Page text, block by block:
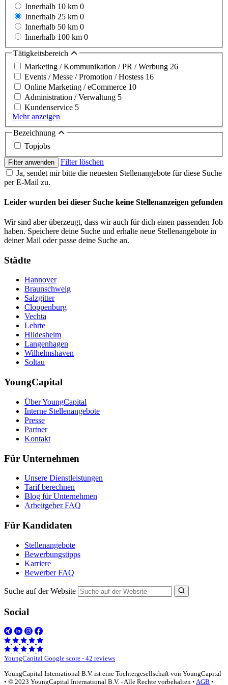
Innerhalb 10 km 0
Innerhalb 25 km 0
Innerhalb 50 km 0
Innerhalb 100 km 0
Tätigkeitsbereich
Marketing / Kommunikation / PR / Werbung 26
Events / Messe / Promotion / Hostess 16
Online Marketing / eCommerce 10
Administration / Verwaltung 5
Kundenservice 5
Mehr anzeigen
Bezeichnung
Topjobs
Filter anwenden
Filter löschen
Ja, sendet mir bitte die neuesten Stellenangebote für diese Suche
per E-Mail zu.
Leider wurden bei dieser Suche keine Stellenanzeigen gefunden
Wir sind aber überzeugt, dass wir auch für dich einen passenden Job
haben. Speichere deine Suche und erhalte neue Stellenangebote in
deiner Mail oder passe deine Suche an.
Städte
Hannover
Braunschweig
Salzgitter
Cloppenburg
Vechta
Lehrte
Hildesheim
Langenhagen
Wilhelmshaven
Soltau
YoungCapital
Über YoungCapital
Interne Stellenangebote
Presse
Partner
Kontakt
Für Unternehmen
Unsere Dienstleistungen
Tarif berechnen
Blog für Unternehmen
Arbeitgeber FAQ
Für Kandidaten
Stellenangebote
Bewerbungstipps
Karriere
Bewerber FAQ
Suche auf der Website
Social
YoungCapital Google score - 42 reviews
YoungCapital International B.V. ist eine Tochtergesellschaft von YoungCapital
• © 2023 YoungCapital International B.V. - Alle Rechte vorbehalten • AGB •